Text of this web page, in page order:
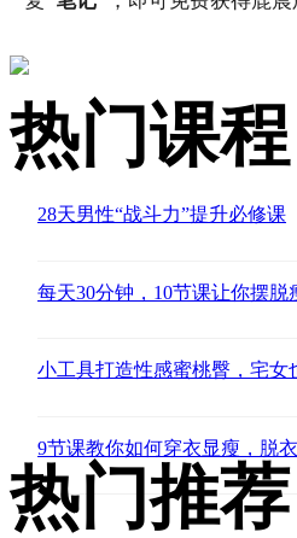
热门课程
28天男性“战斗力”提升必修课
每天30分钟，10节课让你摆脱
小工具打造性感蜜桃臀，宅女
9节课教你如何穿衣显瘦，脱
热门推荐